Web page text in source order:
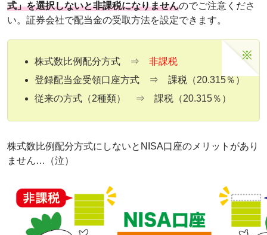
式」を選択しないと非課税になりませんのでご注意くださ
い。証券会社で配当金の受取方法を設定できます。
株式数比例配分方式 ⇒ 非課税
登録配当金受領口座方式 ⇒ 課税（20.315％）
従来の方式（2種類） ⇒ 課税（20.315％）
株式数比例配分方式にしないとNISA口座のメリットがあり
ません…（泣）